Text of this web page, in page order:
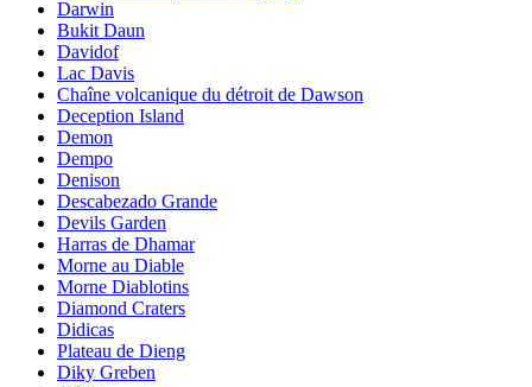
Darwin
Bukit Daun
Davidof
Lac Davis
Chaîne volcanique du détroit de Dawson
Deception Island
Demon
Dempo
Denison
Descabezado Grande
Devils Garden
Harras de Dhamar
Morne au Diable
Morne Diablotins
Diamond Craters
Didicas
Plateau de Dieng
Diky Greben